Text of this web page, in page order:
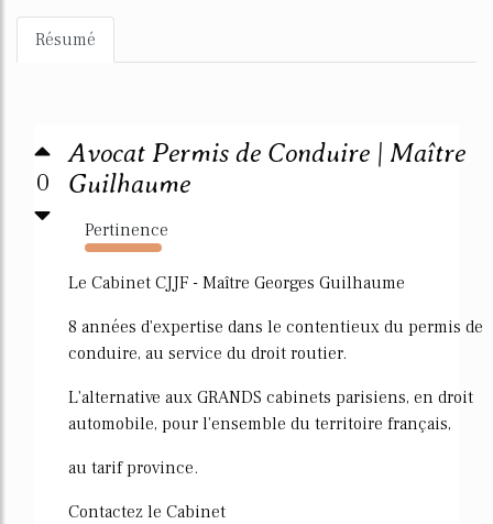
Résumé
0
Avocat Permis de Conduire | Maître
Guilhaume
Pertinence
6888%
Le Cabinet CJJF - Maître Georges Guilhaume
8 années d'expertise dans le contentieux du permis de
conduire, au service du droit routier.
L'alternative aux GRANDS cabinets parisiens, en droit
automobile, pour l'ensemble du territoire français,
au tarif province.
Contactez le Cabinet